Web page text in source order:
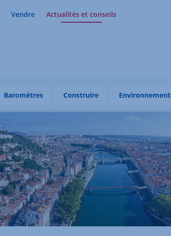
Vendre Actualités et conseils
Baromètres Construire Environnement